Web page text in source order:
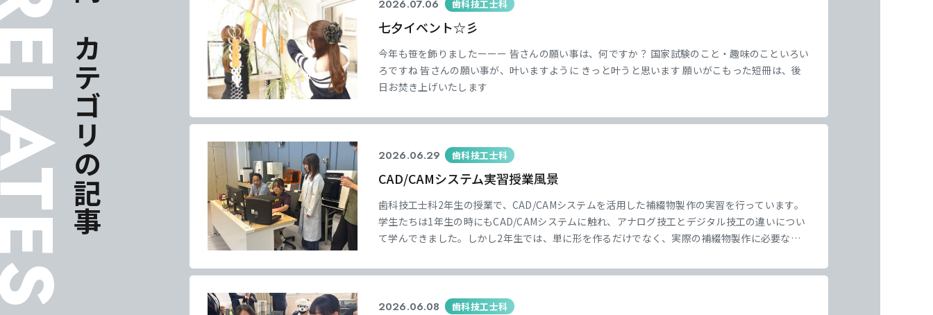
同じカテゴリの記事 2026.07.06 歯科技工士科
七夕イベント☆彡
今年も笹を飾りましたーーー 皆さんの願い事は、何ですか？ 国家試験のこと・趣味のこといろい
ろですね 皆さんの願い事が、叶いますように きっと叶うと思います 願いがこもった短冊は、後
日お焚き上げいたします
2026.06.29 歯科技工士科
CAD/CAMシステム実習授業風景
歯科技工士科2年生の授業で、CAD/CAMシステムを活用した補綴物製作の実習を行っています。
学生たちは1年生の時にもCAD/CAMシステムに触れ、アナログ技工とデジタル技工の違いについ
て学んできました。しかし2年生では、単に形を作るだけでなく、実際の補綴物製作に必要な咬
では、学生自身がワックスアップした模型を
2026.06.08 歯科技工士科